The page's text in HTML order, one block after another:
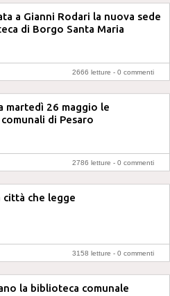
a Gianni Rodari la nuova sede
di Borgo Santa Maria
2666 letture - 0 commenti
martedì 26 maggio le
di Pesaro
2786 letture - 0 commenti
città che legge
3158 letture - 0 commenti
la biblioteca comunale